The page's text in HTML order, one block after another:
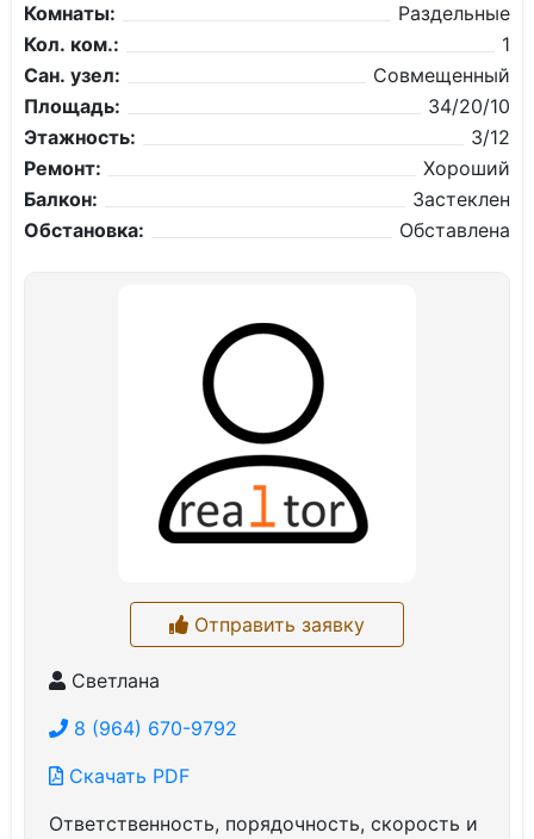
Комнаты:
Раздельные
Кол. ком.:
1
Сан. узел:
Совмещенный
Площадь:
34/20/10
Этажность:
3/12
Ремонт:
Хороший
Балкон:
Застеклен
Обстановка:
Обставлена
Отправить заявку
Светлана
8 (964) 670-9792
Скачать PDF
Ответственность, порядочность, скорость и